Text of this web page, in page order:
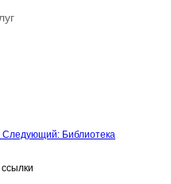
Следующий: Библиотека